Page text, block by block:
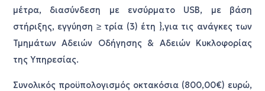
μέτρα, διασύνδεση με ενσύρματο USB, με βάση
στήριξης, εγγύηση ≥ τρία (3) έτη },για τις ανάγκες των
Τμημάτων Αδειών Οδήγησης & Αδειών Κυκλοφορίας
της Υπηρεσίας.
Συνολικός προϋπολογισμός οκτακόσια (800,00€) ευρώ,